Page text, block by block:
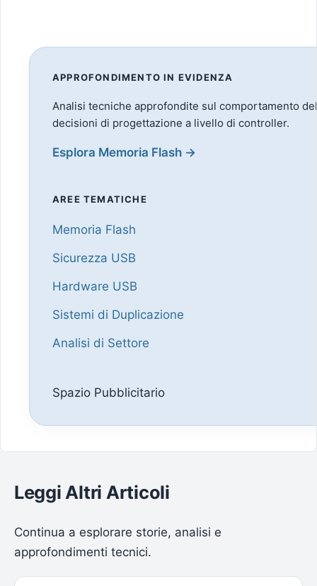
APPROFONDIMENTO IN EVIDENZA
Analisi tecniche approfondite sul comportamento
decisioni di progettazione a livello di controller.
Esplora Memoria Flash →
AREE TEMATICHE
Memoria Flash
Sicurezza USB
Hardware USB
Sistemi di Duplicazione
Analisi di Settore
Spazio Pubblicitario
Leggi Altri Articoli
Continua a esplorare storie, analisi e
approfondimenti tecnici.